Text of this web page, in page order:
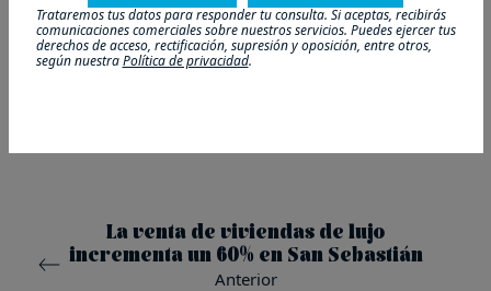
Para acometer la transformación del edificio, construido
hacia 1883, la promotora lo vació por dentro y mantuvo
la fachada, protegida en el Plan Especial de Protección
La venta de viviendas de lujo
incrementa un 60% en San Sebastián
Anterior
Trataremos tus datos para responder tu consulta. Si aceptas, recibirás
comunicaciones comerciales sobre nuestros servicios. Puedes ejercer tus
derechos de acceso, rectificación, supresión y oposición, entre otros,
según nuestraPolítica de privacidad.